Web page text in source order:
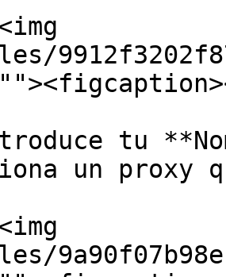
tu
un proxy